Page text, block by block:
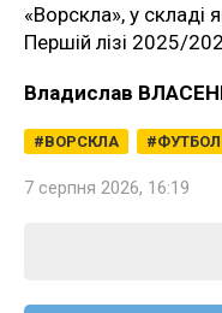
«Ворскла», у складі
Першій лізі 2025/
Владислав
ВОРСКЛА ФУТБОЛ
7 серпня 2026, 16:19